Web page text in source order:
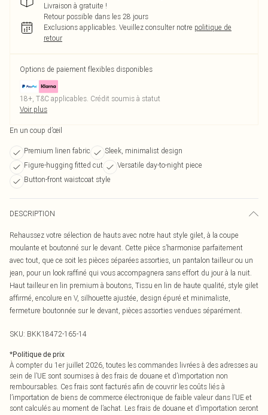
Livraison à gratuite !
Retour possible dans les 28 jours
Exclusions applicables. Veuillez consulter notre politique de
retour
Options de paiement flexibles disponibles
18+, T&C applicables. Crédit soumis à statut
Voir plus
En un coup d’œil
Premium linen fabric
Sleek, minimalist design
Figure-hugging fitted cut
Versatile day-to-night piece
Button-front waistcoat style
DESCRIPTION
Rehaussez votre sélection de hauts avec notre haut style gilet, à la coupe
moulante et boutonné sur le devant. Cette pièce s’harmonise parfaitement
avec tout, que ce soit les pièces séparées assorties, un pantalon tailleur ou un
jean, pour un look raffiné qui vous accompagnera sans effort du jour à la nuit.
Haut tailleur en lin premium à boutons, Tissu en lin de haute qualité, style gilet
affirmé, encolure en V, silhouette ajustée, design épuré et minimaliste,
fermeture boutonnée sur le devant, pièces assorties vendues séparément.
SKU: BKK18472-165-14
*Politique de prix
À compter du 1er juillet 2026, toutes les commandes livrées à des adresses au
sein de l’UE sont soumises à des frais de douane et d’importation non
remboursables. Ces frais sont facturés afin de couvrir les coûts liés à
l’importation de biens de commerce électronique de faible valeur dans l’UE et
sont calculés au moment de l’achat. Les frais de douane et d’importation seront